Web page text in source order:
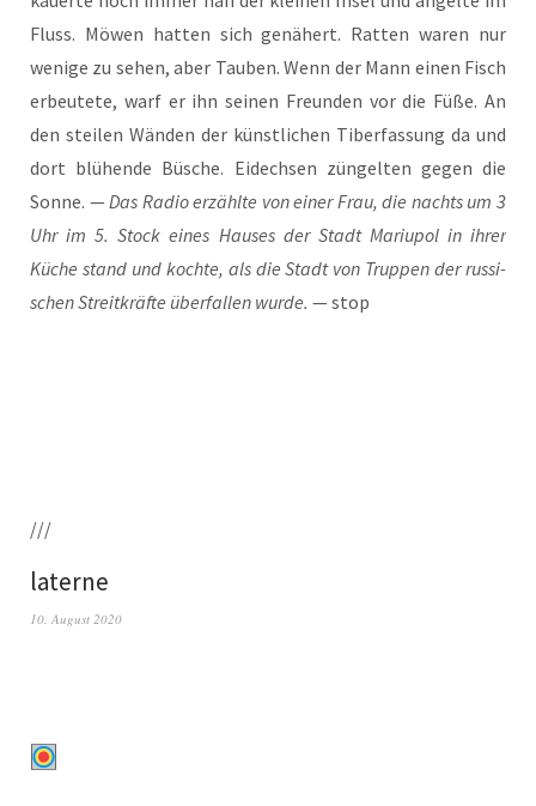
Fluss. Möwen hat­ten sich genä­hert. Rat­ten waren nur
weni­ge zu sehen, aber Tau­ben. Wenn der Mann einen Fisch
erbeu­te­te, warf er ihn sei­nen Freun­den vor die Füße. An
den stei­len Wän­den der künst­li­chen Tiber­fas­sung da und
dort blü­hen­de Büsche. Eidech­sen zün­gel­ten gegen die
Son­ne. —Das Radio erzähl­te von einer Frau, die nachts um 3
Uhr im 5. Stock eines Hau­ses der Stadt Mariu­pol in ihrer
Küche stand und koch­te, als die Stadt von Trup­pen der rus­si­
schen Streit­kräf­te über­fal­len wur­de. — stop
///
laterne
10. August 2020